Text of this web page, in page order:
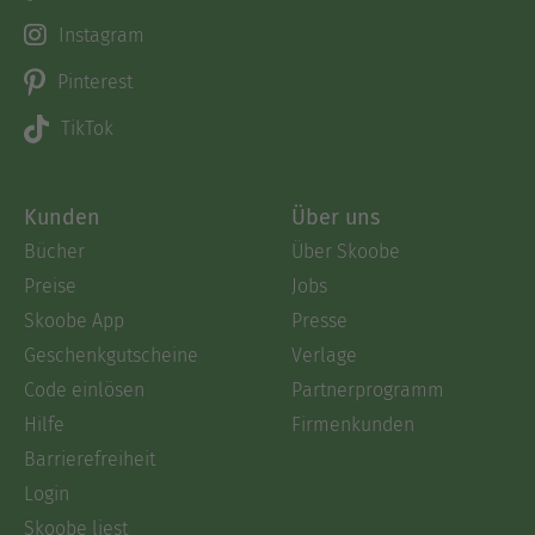
Vorpommern, Archivarbeiten.
Instagram
Pinterest
TikTok
Kunden
Bücher
Preise
Skoobe App
Geschenkgutscheine
Code einlösen
Hilfe
Barrierefreiheit
Login
Skoobe liest
Über uns
Über Skoobe
Jobs
Presse
Verlage
Partnerprogramm
Firmenkunden